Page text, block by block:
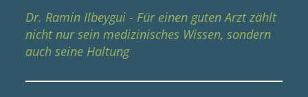
Dr. Ramin Ilbeygui - Für einen guten Arzt zählt
nicht nur sein medizinisches Wissen, sondern
auch seine Haltung